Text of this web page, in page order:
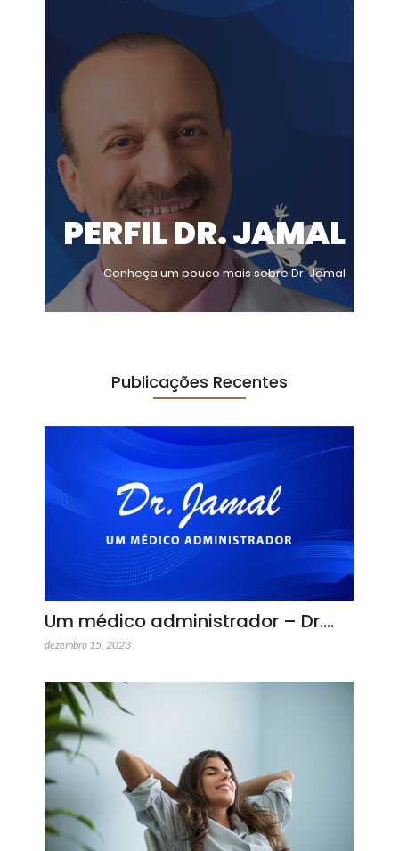
PERFIL DR. JAMAL
Conheça um pouco mais sobre Dr. Jamal
Publicações Recentes
Um médico administrador – Dr.…
dezembro 15, 2023